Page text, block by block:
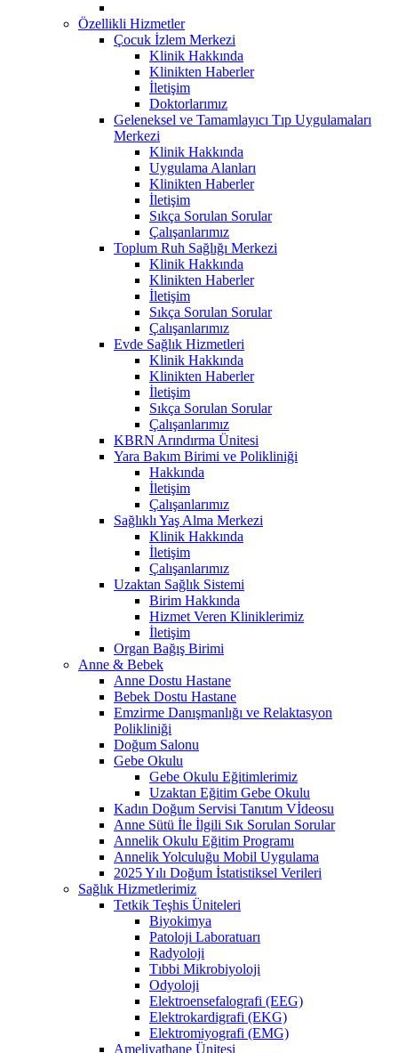
Özellikli Hizmetler
Çocuk İzlem Merkezi
Klinik Hakkında
Klinikten Haberler
İletişim
Doktorlarımız
Geleneksel ve Tamamlayıcı Tıp Uygulamaları
Merkezi
Klinik Hakkında
Uygulama Alanları
Klinikten Haberler
İletişim
Sıkça Sorulan Sorular
Çalışanlarımız
Toplum Ruh Sağlığı Merkezi
Klinik Hakkında
Klinikten Haberler
İletişim
Sıkça Sorulan Sorular
Çalışanlarımız
Evde Sağlık Hizmetleri
Klinik Hakkında
Klinikten Haberler
İletişim
Sıkça Sorulan Sorular
Çalışanlarımız
KBRN Arındırma Ünitesi
Yara Bakım Birimi ve Polikliniği
Hakkında
İletişim
Çalışanlarımız
Sağlıklı Yaş Alma Merkezi
Klinik Hakkında
İletişim
Çalışanlarımız
Uzaktan Sağlık Sistemi
Birim Hakkında
Hizmet Veren Kliniklerimiz
İletişim
Organ Bağış Birimi
Anne & Bebek
Anne Dostu Hastane
Bebek Dostu Hastane
Emzirme Danışmanlığı ve Relaktasyon
Polikliniği
Doğum Salonu
Gebe Okulu
Gebe Okulu Eğitimlerimiz
Uzaktan Eğitim Gebe Okulu
Kadın Doğum Servisi Tanıtım Vİdeosu
Anne Sütü İle İlgili Sık Sorulan Sorular
Annelik Okulu Eğitim Programı
Annelik Yolculuğu Mobil Uygulama
2025 Yılı Doğum İstatistiksel Verileri
Sağlık Hizmetlerimiz
Tetkik Teşhis Üniteleri
Biyokimya
Patoloji Laboratuarı
Radyoloji
Tıbbi Mikrobiyoloji
Odyoloji
Elektroensefalografi (EEG)
Elektrokardigrafi (EKG)
Elektromiyografi (EMG)
Ameliyathane Ünitesi